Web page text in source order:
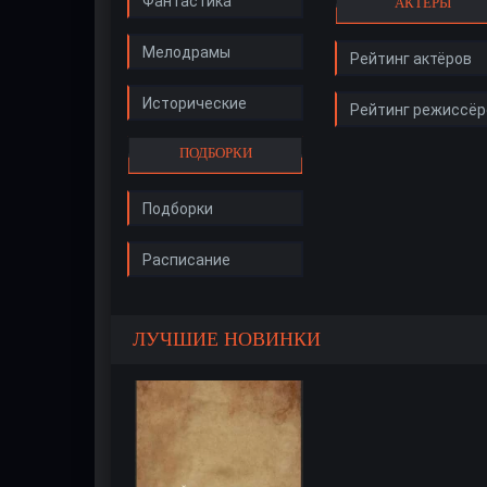
Мелодрамы
Исторические
ПОДБОРКИ
Подборки
Расписание
Рейтинг актёров
Рейтинг
ЛУЧШИЕ НОВИНКИ